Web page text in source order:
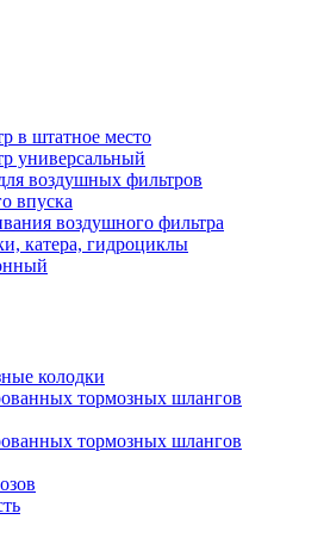
в штатное место
универсальный
воздушных фильтров
впуска
воздушного фильтра
катера, гидроциклы
колодки
тормозных шлангов
тормозных шлангов